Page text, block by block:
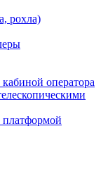
рохла)
оператора